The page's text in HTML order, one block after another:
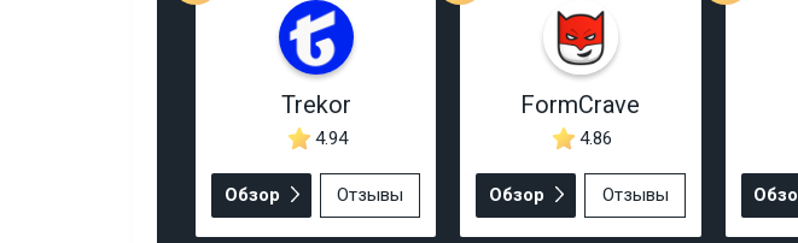
Trekor
4.94
Обзор Отзывы
FormCrave
4.86
Обзор Отзывы